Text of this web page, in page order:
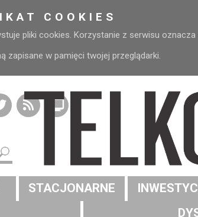
COOKIES
pliki cookies. Korzystanie z serwisu oznacza
zapisane w pamięci twojej przeglądarki.
STACJONARNE